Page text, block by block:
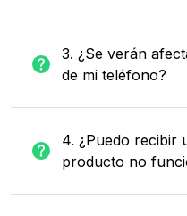
3. ¿Se verán
de mi teléfono?
4. ¿Puedo recibir
producto no